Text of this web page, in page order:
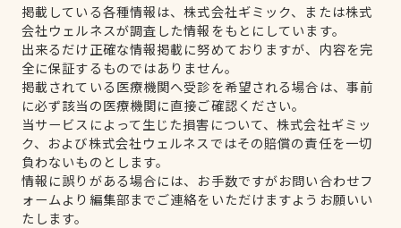
掲載している各種情報は、株式会社ギミック、または株式
会社ウェルネスが調査した情報をもとにしています。
出来るだけ正確な情報掲載に努めておりますが、内容を完
全に保証するものではありません。
掲載されている医療機関へ受診を希望される場合は、事前
に必ず該当の医療機関に直接ご確認ください。
当サービスによって生じた損害について、株式会社ギミッ
ク、および株式会社ウェルネスではその賠償の責任を一切
負わないものとします。
情報に誤りがある場合には、お手数ですがお問い合わせフ
ォームより編集部までご連絡をいただけますようお願いい
たします。